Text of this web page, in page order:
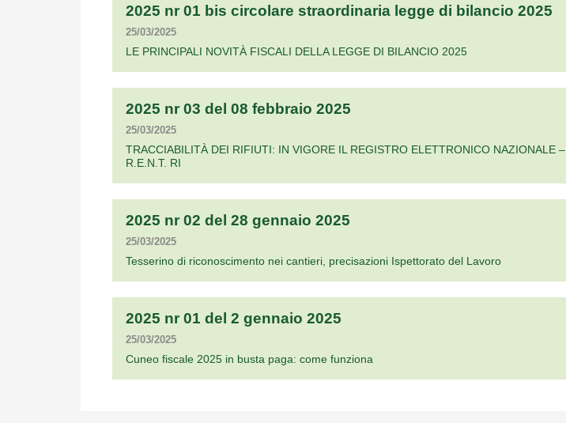
2025 nr 01 bis circolare straordinaria legge di bilancio 2025
25/03/2025
LE PRINCIPALI NOVITÀ FISCALI DELLA LEGGE DI BILANCIO 2025
2025 nr 03 del 08 febbraio 2025
25/03/2025
TRACCIABILITÀ DEI RIFIUTI: IN VIGORE IL REGISTRO ELETTRONICO NAZIONALE –
R.E.N.T. RI
2025 nr 02 del 28 gennaio 2025
25/03/2025
Tesserino di riconoscimento nei cantieri, precisazioni Ispettorato del Lavoro
2025 nr 01 del 2 gennaio 2025
25/03/2025
Cuneo fiscale 2025 in busta paga: come funziona